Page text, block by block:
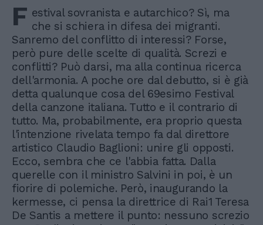
F estival sovranista e autarchico? Sì, ma
che si schiera in difesa dei migranti.
Sanremo del conflitto di interessi? Forse,
però pure delle scelte di qualità. Screzi e
conflitti? Può darsi, ma alla continua ricerca
dell'armonia. A poche ore dal debutto, si è già
detta qualunque cosa del 69esimo Festival
della canzone italiana. Tutto e il contrario di
tutto. Ma, probabilmente, era proprio questa
l'intenzione rivelata tempo fa dal direttore
artistico Claudio Baglioni: unire gli opposti.
Ecco, sembra che ce l'abbia fatta. Dalla
querelle con il ministro Salvini in poi, è un
fiorire di polemiche. Però, inaugurando la
kermesse, ci pensa la direttrice di Rai1 Teresa
De Santis a mettere il punto: nessuno screzio